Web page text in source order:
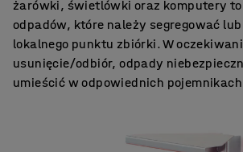
żarówki, świetlówki oraz komputery to
odpadów, które należy segregować
lokalnego punktu zbiórki. W
usunięcie/odbiór, odpady
umieścić w odpowiednich